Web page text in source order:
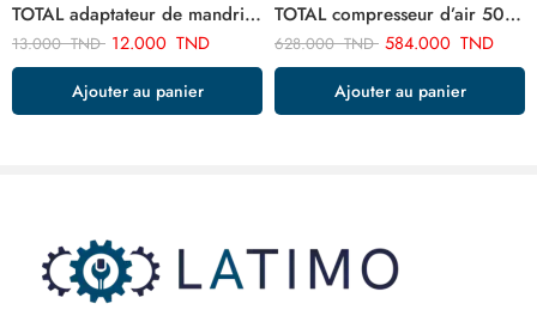
TOTAL adaptateur de mandrin de foret sds plus TAC451301.1
13.000TND 12.000 TND
Ajouter au panier
TOTAL compresseur d’air 50 litre TC255061E
628.000TND 584.000 TND
Ajouter au panier